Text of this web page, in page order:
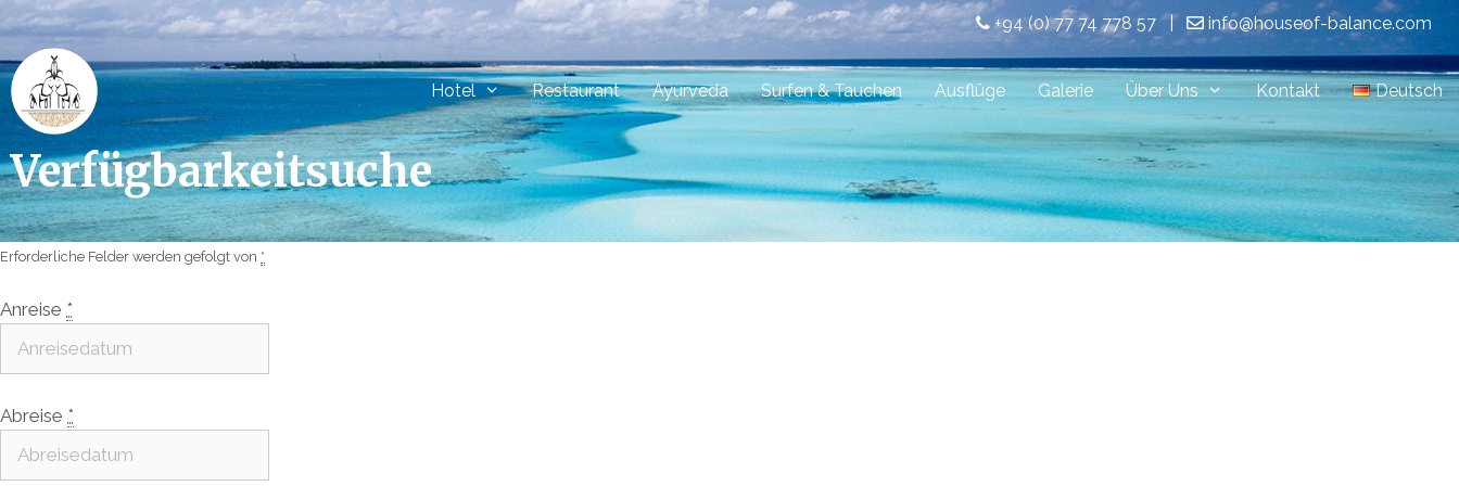
Zum
Inhalt
springen
+94 (0) 77 74 778 57 | info@houseof-balance.com
Hotel Restaurant Ayurveda Surfen & Tauchen Ausflüge Galerie Über Uns Kontakt Deutsch
Verfügbarkeitsuche
Erforderliche Felder werden gefolgt von *
Anreise *
Abreise *